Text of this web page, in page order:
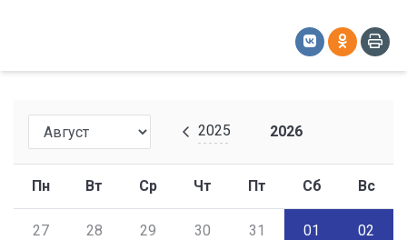
2025 2026
Пн Вт Ср Чт Пт Сб Вс
27 28 29 30 31 01 02